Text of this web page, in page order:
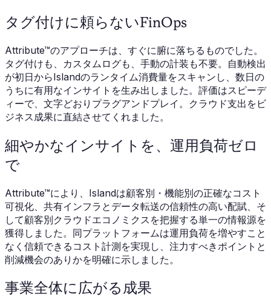
タグ付けに頼らないFinOps
Attribute™のアプローチは、すぐに腑に落ちるものでした。
タグ付けも、カスタムログも、手動の計装も不要。自動検出
が初日からIslandのランタイム消費量をスキャンし、数日の
うちに有用なインサイトを生み出しました。評価はスピーデ
ィーで、文字どおりプラグアンドプレイ。クラウド支出をビ
ジネス成果に直結させてくれました。
細やかなインサイトを、運用負荷ゼロ
で
Attribute™により、Islandは顧客別・機能別の正確なコスト
可視化、共有インフラとデータ転送の信頼性の高い配賦、そ
して顧客別クラウドエコノミクスを把握する単一の情報源を
獲得しました。同プラットフォームは運用負荷を増やすこと
なく信頼できるコスト計測を実現し、注力すべきポイントと
削減機会のありかを明確に示しました。
事業全体に広がる成果